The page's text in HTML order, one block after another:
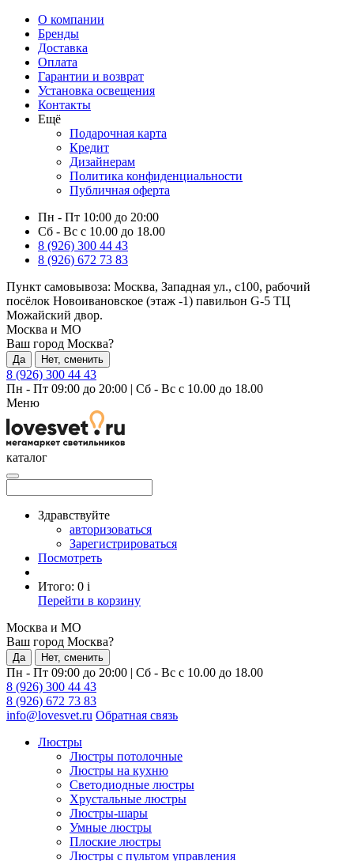
О компании
Бренды
Доставка
Оплата
Гарантии и возврат
Установка освещения
Контакты
Ещё
Подарочная карта
Кредит
Дизайнерам
Политика конфиденциальности
Публичная оферта
Пн - Пт 10:00 до 20:00
Сб - Вс с 10.00 до 18.00
8 (926) 300 44 43
8 (926) 672 73 83
Пункт самовывоза: Москва, Западная ул., с100, рабочий
посёлок Новоивановское (этаж -1) павильон G-5 ТЦ
Можайский двор.
Москва и МО
Ваш город Москва?
Да Нет, сменить
8 (926) 300 44 43
Пн - Пт 09:00 до 20:00 | Сб - Вс с 10.00 до 18.00
Меню
каталог
Здравствуйте
авторизоваться
Зарегистрироваться
Посмотреть
Итого: 0 i
Перейти в корзину
Москва и МО
Ваш город Москва?
Да Нет, сменить
Пн - Пт 09:00 до 20:00 | Сб - Вс с 10.00 до 18.00
8 (926) 300 44 43
8 (926) 672 73 83
info@lovesvet.ru Обратная связь
Люстры
Люстры потолочные
Люстры на кухню
Светодиодные люстры
Хрустальные люстры
Люстры-шары
Умные люстры
Плоские люстры
Люстры с пультом управления